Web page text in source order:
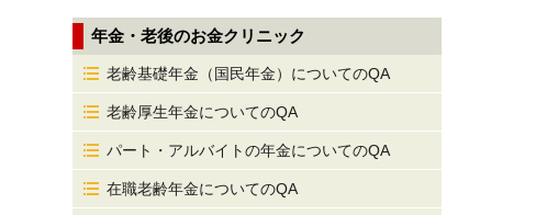
年金・老後のお金クリニック
老齢基礎年金（国民年金）についてのQA
老齢厚生年金についてのQA
パート・アルバイトの年金についてのQA
在職老齢年金についてのQA